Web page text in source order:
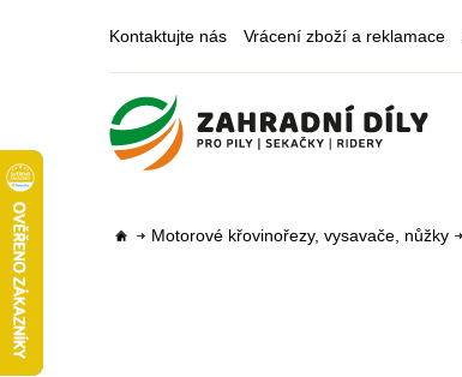
Kontaktujte nás Vrácení zboží a reklamace
Motorové křovinořezy, vysavače, nůžky